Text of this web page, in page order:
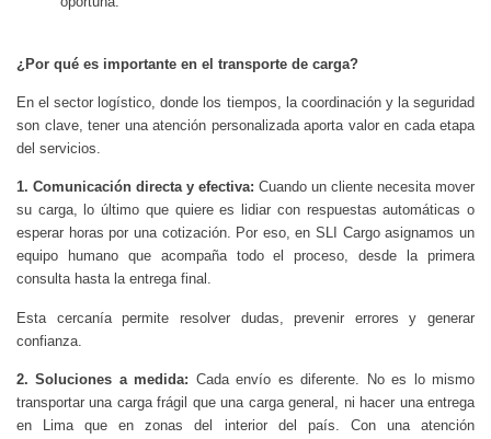
¿Por qué es importante en el transporte de carga?
En el sector logístico, donde los tiempos, la coordinación y la seguridad
son clave, tener una atención personalizada aporta valor en cada etapa
del servicios.
1. Comunicación directa y efectiva: Cuando un cliente necesita mover
su carga, lo último que quiere es lidiar con respuestas automáticas o
esperar horas por una cotización. Por eso, en SLI Cargo asignamos un
equipo humano que acompaña todo el proceso, desde la primera
consulta hasta la entrega final.
Esta cercanía permite resolver dudas, prevenir errores y generar
confianza.
2. Soluciones a medida: Cada envío es diferente. No es lo mismo
transportar una carga frágil que una carga general, ni hacer una entrega
en Lima que en zonas del interior del país. Con una atención